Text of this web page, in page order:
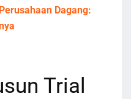
Dagang:
Trial